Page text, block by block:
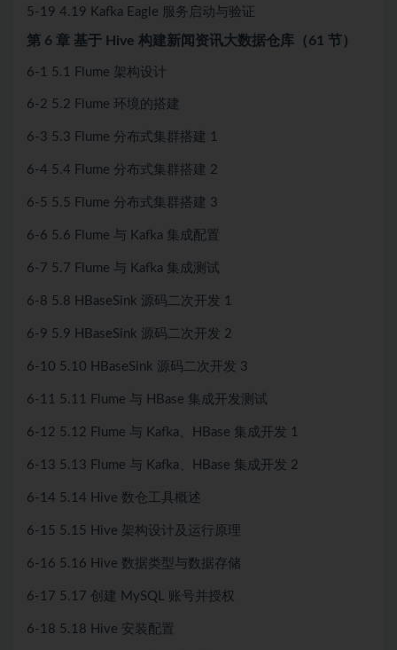
5-19 4.19 Kafka Eagle 服务启动与验证
第 6 章 基于 Hive 构建新闻资讯大数据仓库（61 节）
6-1 5.1 Flume 架构设计
6-2 5.2 Flume 环境的搭建
6-3 5.3 Flume 分布式集群搭建 1
6-4 5.4 Flume 分布式集群搭建 2
6-5 5.5 Flume 分布式集群搭建 3
6-6 5.6 Flume 与 Kafka 集成配置
6-7 5.7 Flume 与 Kafka 集成测试
6-8 5.8 HBaseSink 源码二次开发 1
6-9 5.9 HBaseSink 源码二次开发 2
6-10 5.10 HBaseSink 源码二次开发 3
6-11 5.11 Flume 与 HBase 集成开发测试
6-12 5.12 Flume 与 Kafka、HBase 集成开发 1
6-13 5.13 Flume 与 Kafka、HBase 集成开发 2
6-14 5.14 Hive 数仓工具概述
6-15 5.15 Hive 架构设计及运行原理
6-16 5.16 Hive 数据类型与数据存储
6-17 5.17 创建 MySQL 账号并授权
6-18 5.18 Hive 安装配置